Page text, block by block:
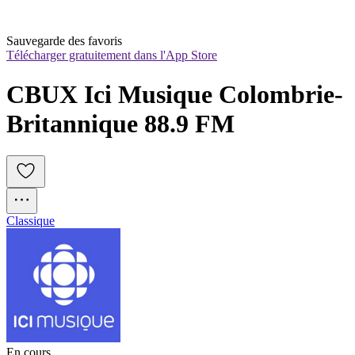
Sauvegarde des favoris
Télécharger gratuitement dans l'App Store
CBUX Ici Musique Colombrie-
Britannique 88.9 FM
Classique
En cours